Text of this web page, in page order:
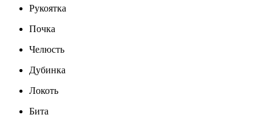
Рукоятка
Почка
Челюсть
Дубинка
Локоть
Бита